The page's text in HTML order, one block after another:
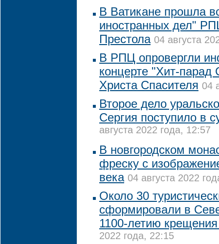
В Ватикане прошла
иностранных дел"
Престола 04 августа
В РПЦ опровергли
концерте "Хит-
Христа Спасителя 04
Второе дело
Сергия поступило в
августа 2022 года, 12:57
В новгородском
фреску с
века 04 августа 2022
Около 30
сформировали в
1100-летию
2022 года, 22:15